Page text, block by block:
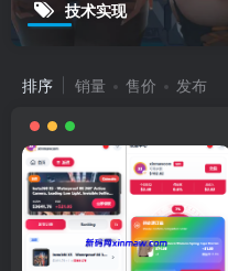
技术实现
排序 销量 售价 发布